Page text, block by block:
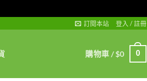
訂閱本站 登入 / 註冊
購物車 /$0 0